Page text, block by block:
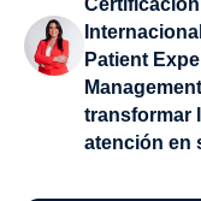
Certificación
Patient
transformar
atención en